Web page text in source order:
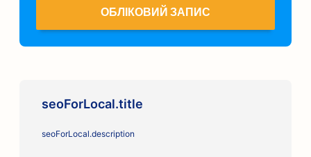
ОБЛІКОВИЙ ЗАПИС
seoForLocal.title
seoForLocal.description